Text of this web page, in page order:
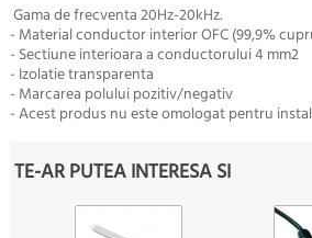
Gama de frecventa 20Hz-20kHz.
- Material conductor interior OFC (99,9%
- Sectiune interioara a conductorului 4 mm2
- Izolatie transparenta
- Marcarea polului pozitiv/negativ
- Acest produs nu este omologat pentru
TE-AR PUTEA INTERESA SI